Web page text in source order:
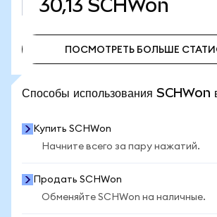
30,13 SCHWon
ПОСМОТРЕТЬ БОЛЬШЕ
Способы использования
Купить SCHWon
Начните всего за пару нажатий.
Продать SCHWon
Обменяйте SCHWon на наличные.